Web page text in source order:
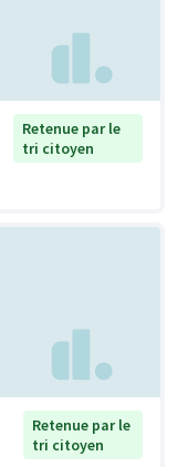
Retenue par le
tri citoyen
Retenue par le
tri citoyen